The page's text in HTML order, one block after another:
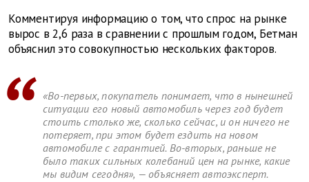
Комментируя информацию о том, что спрос на рынке
вырос в 2,6 раза в сравнении с прошлым годом, Бетман
объяснил это совокупностью нескольких факторов.
«Во-первых, покупатель понимает, что в нынешней
ситуации его новый автомобиль через год будет
стоить столько же, сколько сейчас, и он ничего не
потеряет, при этом будет ездить на новом
автомобиле с гарантией. Во-вторых, раньше не
было таких сильных колебаний цен на рынке, какие
мы видим сегодня», — объясняет автоэксперт.